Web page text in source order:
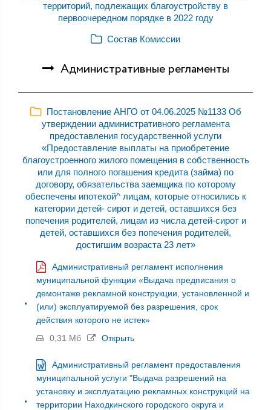
территорий, подлежащих благоустройству в
первоочередном порядке в 2022 году
Состав Комиссии
Административные регламенты
Постановление АНГО от 04.06.2025 №1133 Об
утверждении административного регламента
предоставления государственной услуги
«Предоставление выплаты на приобретение
благоустроенного жилого помещения в собственность
или для полного погашения кредита (займа) по
договору, обязательства заемщика по которому
обеспечены ипотекой^ лицам, которые относились к
категории детей- сирот и детей, оставшихся без
попечения родителей, лицам из числа детей-сирот и
детей, оставшихся без попечения родителей,
достигшим возраста 23 лет»
Административный регламент исполнения
муниципальной функции «Выдача предписания о
демонтаже рекламной конструкции, установленной и
(или) эксплуатируемой без разрешения, срок
действия которого не истек»
0,31 Мб
Открыть
Административный регламент предоставления
муниципальной услуги "Выдача разрешений на
установку и эксплуатацию рекламных конструкций на
территории Находкинского городского округа и